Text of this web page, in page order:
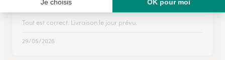
Tout est correct. Livraison le jour prévu.
29/05/2026